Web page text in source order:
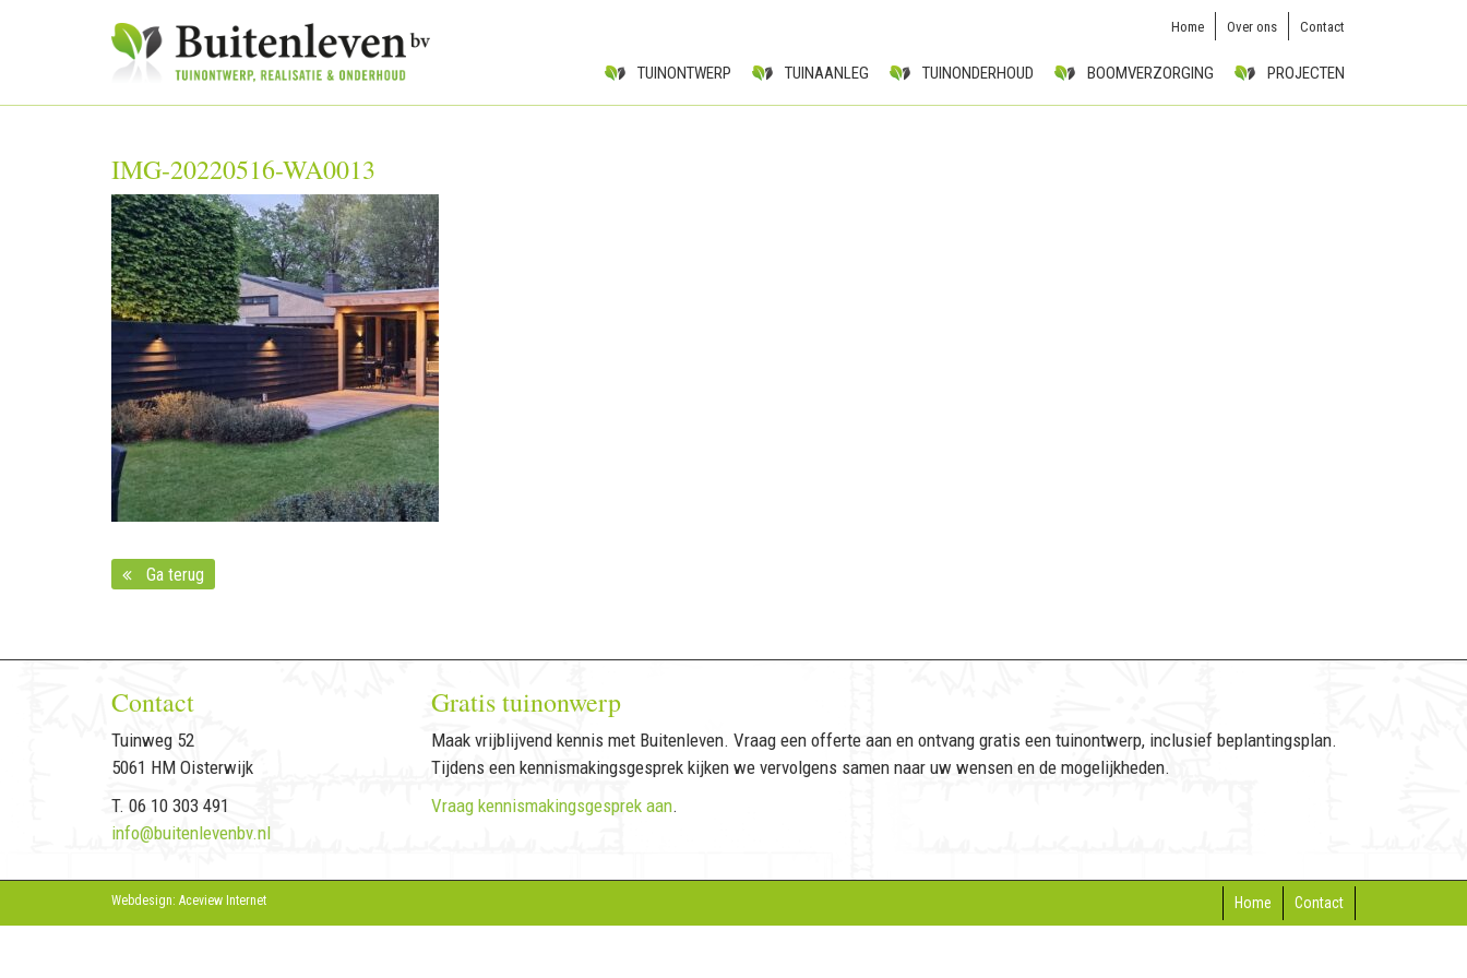
Home Over ons Contact
TUINONTWERP TUINAANLEG TUINONDERHOUD BOOMVERZORGING PROJECTEN
IMG-20220516-WA0013
Ga terug
Gratis tuinonwerp
Maak vrijblijvend kennis met Buitenleven. Vraag een offerte aan en ontvang gratis een tuinontwerp, inclusief beplantingsplan.
Tijdens een kennismakingsgesprek kijken we vervolgens samen naar uw wensen en de mogelijkheden.
Vraag kennismakingsgesprek aan.
Contact
Tuinweg 52
5061 HM Oisterwijk
T. 06 10 303 491
info@buitenlevenbv.nl
Home Contact
Webdesign: Aceview Internet